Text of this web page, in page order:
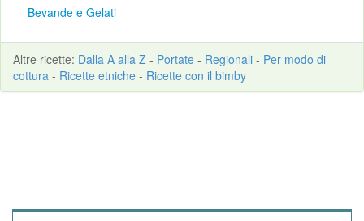
Bevande e Gelati
Altre ricette: Dalla A alla Z - Portate - Regionali - Per modo di
cottura - Ricette etniche - Ricette con il bimby